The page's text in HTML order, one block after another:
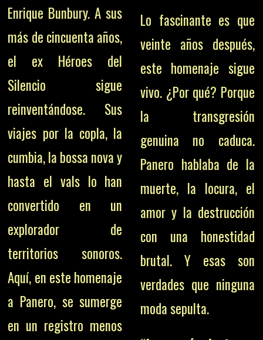
Enrique Bunbury. A sus
más de cincuenta años,
el ex Héroes del
Silencio sigue
reinventándose. Sus
viajes por la copla, la
cumbia, la bossa nova y
hasta el vals lo han
convertido en un
explorador de
territorios sonoros.
Aquí, en este homenaje
a Panero, se sumerge
en un registro menos
Lo fascinante es que
veinte años después,
este homenaje sigue
vivo. ¿Por qué? Porque
la transgresión
genuina no caduca.
Panero hablaba de la
muerte, la locura, el
amor y la destrucción
con una honestidad
brutal. Y esas son
verdades que ninguna
moda sepulta.